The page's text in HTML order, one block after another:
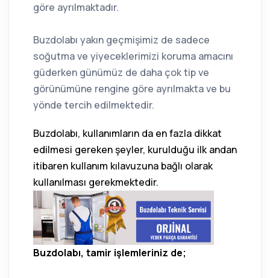
göre ayrılmaktadır.
Buzdolabı yakın geçmişimiz de sadece
soğutma ve yiyeceklerimizi koruma amacını
güderken günümüz de daha çok tip ve
görünümüne rengine göre ayrılmakta ve bu
yönde tercih edilmektedir.
Buzdolabı, kullanımların da en fazla dikkat
edilmesi gereken şeyler, kurulduğu ilk andan
itibaren kullanım kılavuzuna bağlı olarak
kullanılması gerekmektedir.
Buzdolabı, tamir işlemleriniz de;